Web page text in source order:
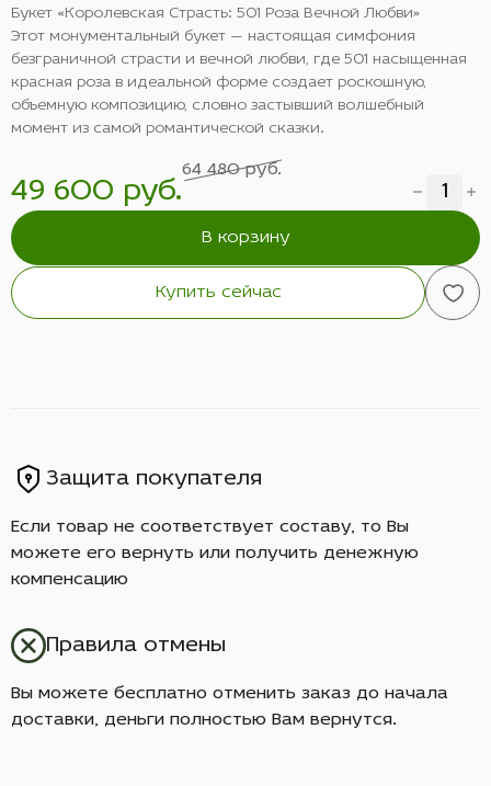
Букет «Королевская Страсть: 501 Роза Вечной Любви»
Этот монументальный букет — настоящая симфония
безграничной страсти и вечной любви, где 501 насыщенная
красная роза в идеальной форме создает роскошную,
объемную композицию, словно застывший волшебный
момент из самой романтической сказки.
49 600 руб.
64 480 руб.
В корзину
Купить сейчас
Защита покупателя
Если товар не соответствует составу, то Вы
можете его вернуть или получить денежную
компенсацию
Правила отмены
Вы можете бесплатно отменить заказ до начала
доставки, деньги полностью Вам вернутся.